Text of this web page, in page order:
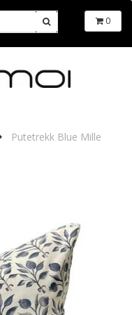
0
Putetrekk Blue Mille